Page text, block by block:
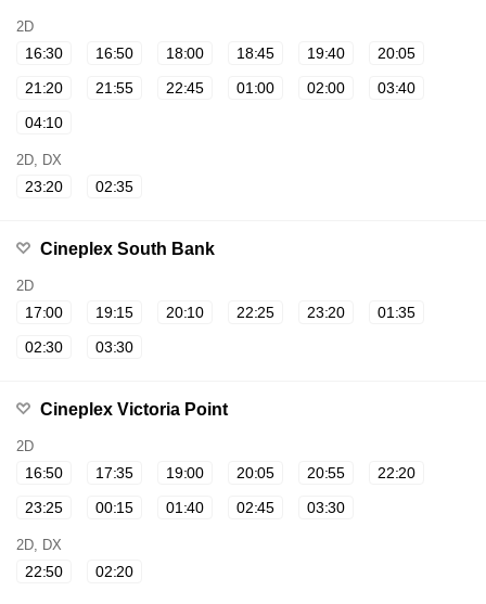
2D
16:30 16:50 18:00 18:45 19:40
20:05
21:20
21:55 22:45 01:00 02:00
03:40
04:10
2D, DX
23:20 02:35
Cineplex South Bank
2D
17:00 19:15 20:10 22:25 23:20
01:35
02:30
03:30
Cineplex Victoria Point
2D
16:50 17:35 19:00 20:05 20:55
22:20
23:25
00:15 01:40 02:45 03:30
2D, DX
22:50 02:20